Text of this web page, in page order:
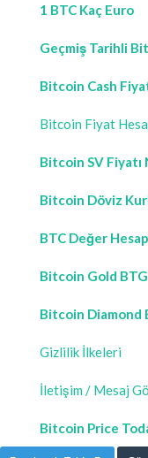
1 BTC Kaç Euro
Geçmiş Tarihli
Bitcoin Cash
Bitcoin Fiyat
Bitcoin SV Fiyatı
Bitcoin Döviz
BTC Değer
Bitcoin Gold
Bitcoin Diamond
Gizlilik İlkeleri
İletişim / Mesaj
Bitcoin Price